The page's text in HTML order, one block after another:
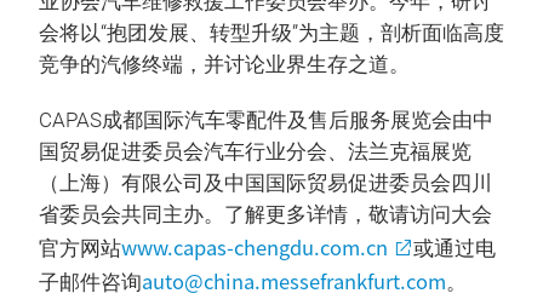
会将以“抱团发展、转型升级”为主题，剖析面临高度
竞争的汽修终端，并讨论业界生存之道。
CAPAS成都国际汽车零配件及售后服务展览会由中
国贸易促进委员会汽车行业分会、法兰克福展览
（上海）有限公司及中国国际贸易促进委员会四川
省委员会共同主办。了解更多详情，敬请访问大会
官方网站www.capas-chengdu.com.cn
或通过电
子邮件咨询auto@china.messefrankfurt.com。